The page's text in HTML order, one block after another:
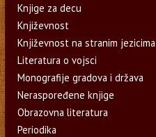
Knjige za decu
Književnost
Književnost na stranim jezicima
Literatura o vojsci
Monografije gradova i država
Neraspoređene knjige
Obrazovna literatura
Periodika